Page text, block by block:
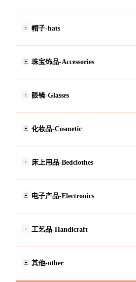
帽子-hats
珠宝饰品-Accessories
眼镜-Glasses
化妆品-Cosmetic
床上用品-Bedclothes
电子产品-Electronics
工艺品-Handicraft
其他-other